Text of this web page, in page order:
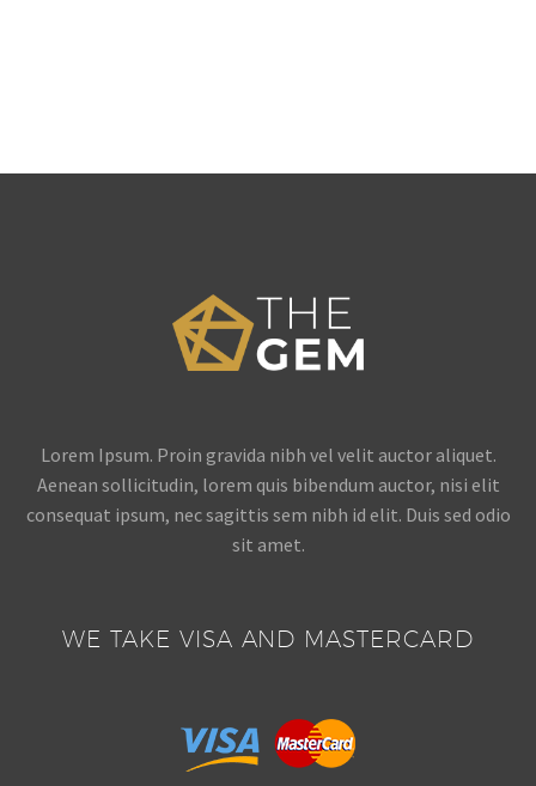
Lorem Ipsum. Proin gravida nibh vel velit auctor aliquet.
Aenean sollicitudin, lorem quis bibendum auctor, nisi elit
consequat ipsum, nec sagittis sem nibh id elit. Duis sed odio
sit amet.
WE TAKE VISA AND MASTERCARD